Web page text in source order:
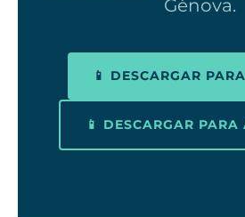
Génova.
📱 DESCARGAR
📱 DESCARGAR